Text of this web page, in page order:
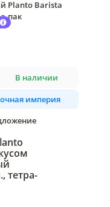
Planto Barista
пак
В наличии
империя